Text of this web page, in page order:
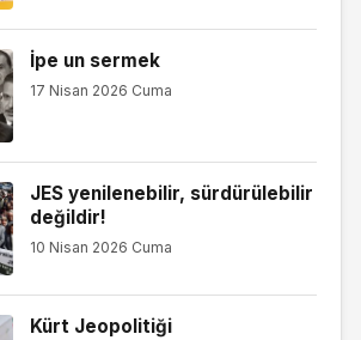
İpe un sermek
17 Nisan 2026 Cuma
JES yenilenebilir, sürdürülebilir
değildir!
10 Nisan 2026 Cuma
Kürt Jeopolitiği